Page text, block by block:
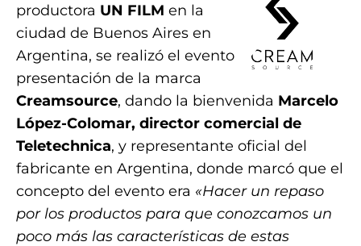
productora UN FILM en la
ciudad de Buenos Aires en
Argentina, se realizó el evento
presentación de la marca
Creamsource, dando la bienvenida Marcelo
López-Colomar, director comercial de
Teletechnica, y representante oficial del
fabricante en Argentina, donde marcó que el
concepto del evento era «Hacer un repaso
por los productos para que conozcamos un
poco más las características de estas